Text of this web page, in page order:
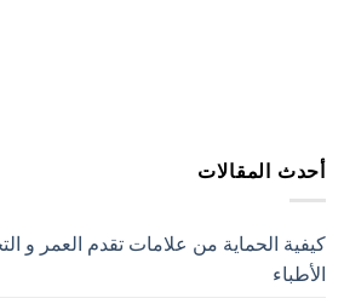
أحدث المقالات
كيفية الحماية من علامات تقدم العمر و
الأطباء